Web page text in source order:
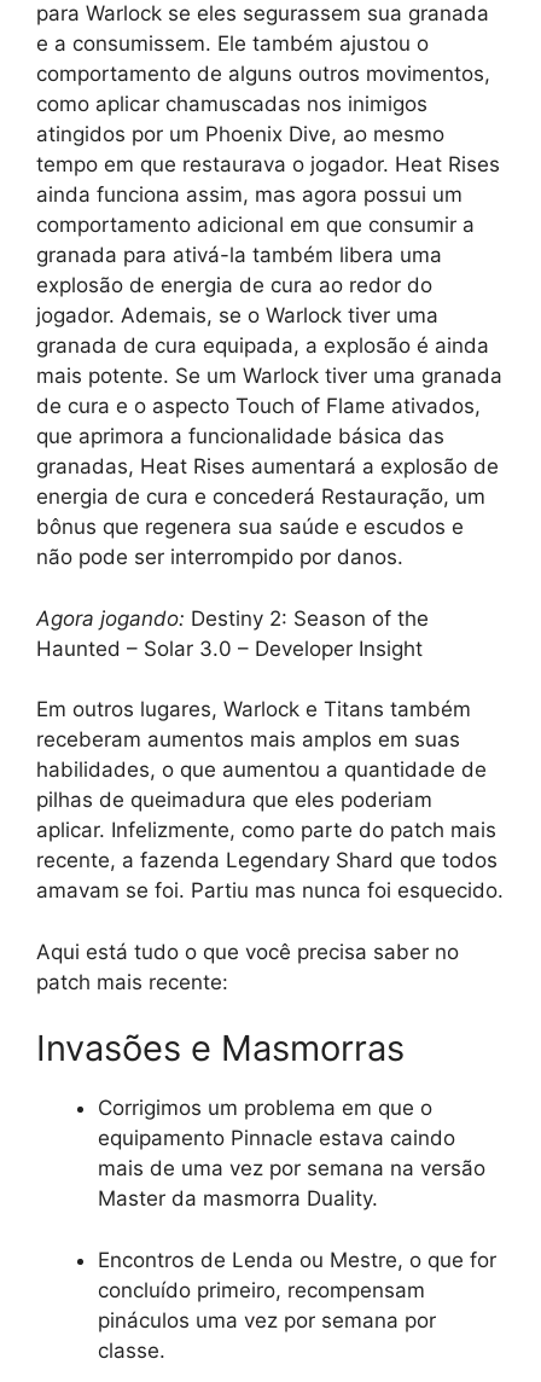
para Warlock se eles segurassem sua granada
e a consumissem. Ele também ajustou o
comportamento de alguns outros movimentos,
como aplicar chamuscadas nos inimigos
atingidos por um Phoenix Dive, ao mesmo
tempo em que restaurava o jogador. Heat Rises
ainda funciona assim, mas agora possui um
comportamento adicional em que consumir a
granada para ativá-la também libera uma
explosão de energia de cura ao redor do
jogador. Ademais, se o Warlock tiver uma
granada de cura equipada, a explosão é ainda
mais potente. Se um Warlock tiver uma granada
de cura e o aspecto Touch of Flame ativados,
que aprimora a funcionalidade básica das
granadas, Heat Rises aumentará a explosão de
energia de cura e concederá Restauração, um
bônus que regenera sua saúde e escudos e
não pode ser interrompido por danos.
Agora jogando: Destiny 2: Season of the
Haunted – Solar 3.0 – Developer Insight
Em outros lugares, Warlock e Titans também
receberam aumentos mais amplos em suas
habilidades, o que aumentou a quantidade de
pilhas de queimadura que eles poderiam
aplicar. Infelizmente, como parte do patch mais
recente, a fazenda Legendary Shard que todos
amavam se foi. Partiu mas nunca foi esquecido.
Aqui está tudo o que você precisa saber no
patch mais recente:
Invasões e Masmorras
Corrigimos um problema em que o
equipamento Pinnacle estava caindo
mais de uma vez por semana na versão
Master da masmorra Duality.
Encontros de Lenda ou Mestre, o que for
concluído primeiro, recompensam
pináculos uma vez por semana por
classe.